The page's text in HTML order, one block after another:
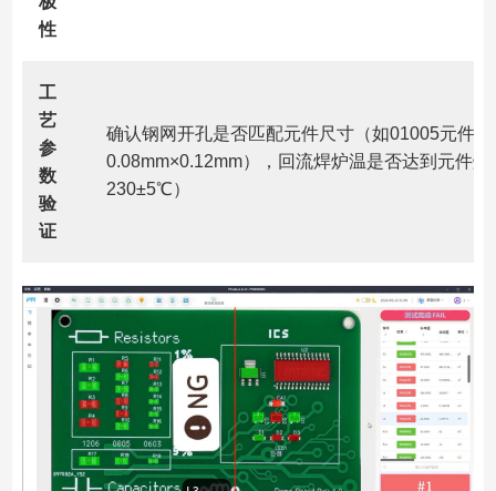
性
工
艺
参
数
验
证
确认钢网开孔是否匹配元件尺寸（如01005元件
0.08mm×0.12mm），回流焊炉温是否达到元件
230±5℃）